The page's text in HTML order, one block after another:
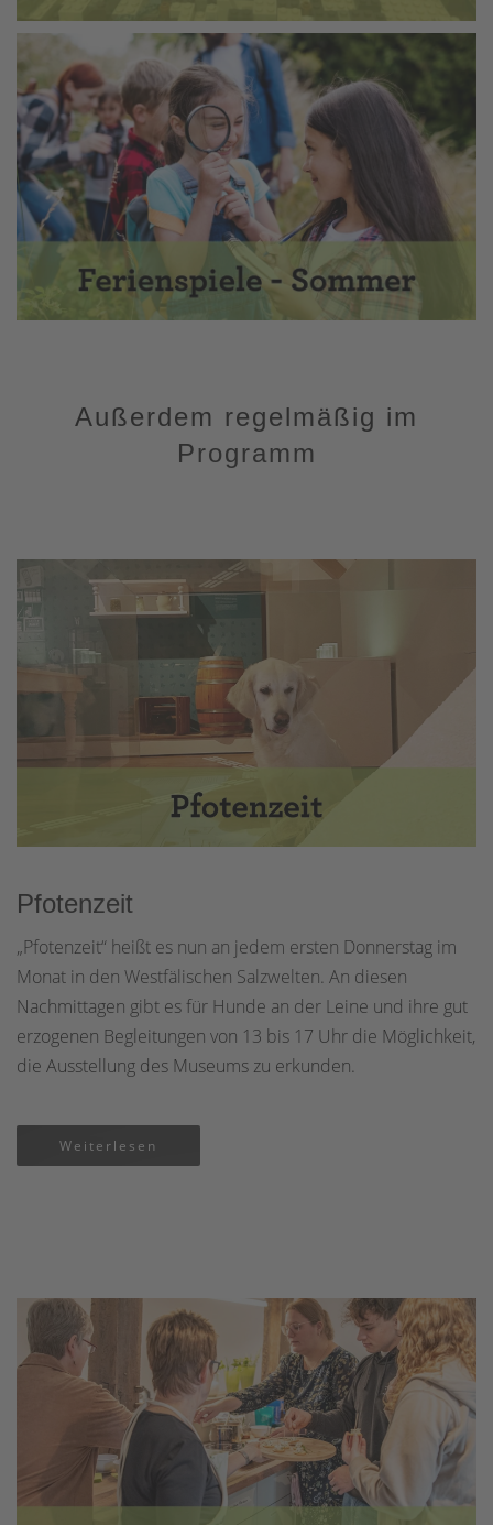
Außerdem regelmäßig im
Programm
Pfotenzeit
„Pfotenzeit“ heißt es nun an jedem ersten Donnerstag im
Monat in den Westfälischen Salzwelten. An diesen
Nachmittagen gibt es für Hunde an der Leine und ihre gut
erzogenen Begleitungen von 13 bis 17 Uhr die Möglichkeit,
die Ausstellung des Museums zu erkunden.
Weiterlesen